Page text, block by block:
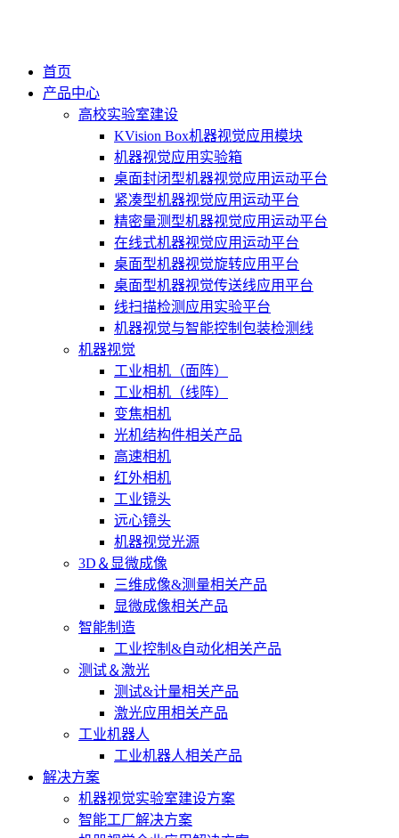
首页
产品中心
高校实验室建设
KVision Box机器视觉应用模块
机器视觉应用实验箱
桌面封闭型机器视觉应用运动平台
紧凑型机器视觉应用运动平台
精密量测型机器视觉应用运动平台
在线式机器视觉应用运动平台
桌面型机器视觉旋转应用平台
桌面型机器视觉传送线应用平台
线扫描检测应用实验平台
机器视觉与智能控制包装检测线
机器视觉
工业相机（面阵）
工业相机（线阵）
变焦相机
光机结构件相关产品
高速相机
红外相机
工业镜头
远心镜头
机器视觉光源
3D＆显微成像
三维成像&测量相关产品
显微成像相关产品
智能制造
工业控制&自动化相关产品
测试＆激光
测试&计量相关产品
激光应用相关产品
工业机器人
工业机器人相关产品
解决方案
机器视觉实验室建设方案
智能工厂解决方案